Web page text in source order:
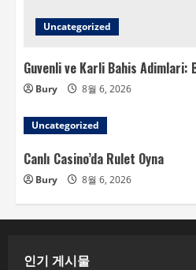
Uncategorized
Guvenli ve Karli Bahis Adimlari:
Bury 8월 6, 2026
Uncategorized
Canlı Casino’da Rulet Oyna
Bury 8월 6, 2026
인기 게시물